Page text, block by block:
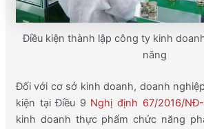
Điều kiện thành lập công ty kinh
năng
Đối với cơ sở kinh doanh, doanh
kiện tại Điều 9 Nghị định 67/2016/
kinh doanh thực phẩm chức năng